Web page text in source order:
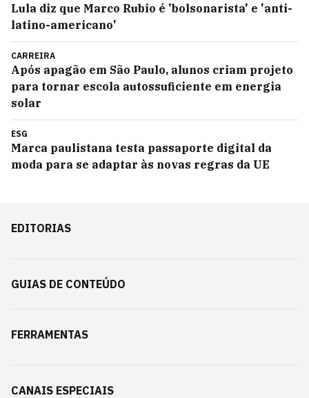
Lula diz que Marco Rubio é 'bolsonarista' e 'anti-
latino-americano'
CARREIRA
Após apagão em São Paulo, alunos criam projeto
para tornar escola autossuficiente em energia
solar
ESG
Marca paulistana testa passaporte digital da
moda para se adaptar às novas regras da UE
EDITORIAS
GUIAS DE CONTEÚDO
FERRAMENTAS
CANAIS ESPECIAIS